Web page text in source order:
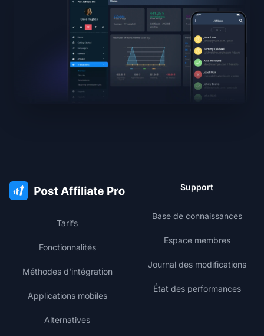
Tarifs
Fonctionnalités
Méthodes d'intégration
Applications mobiles
Alternatives
Support
Base de connaissances
Espace membres
Journal des modifications
État des performances